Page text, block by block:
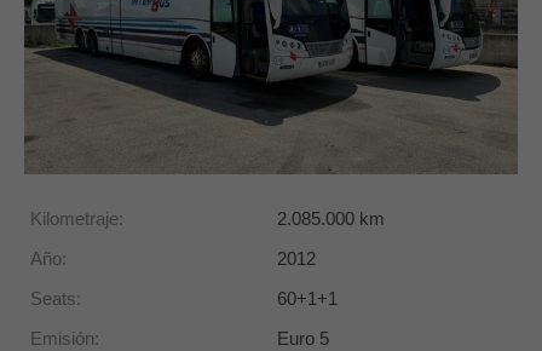
Kilometraje: 2.085.000 km
Año:
2012
Seats:
60+1+1
Emisión:
Euro 5